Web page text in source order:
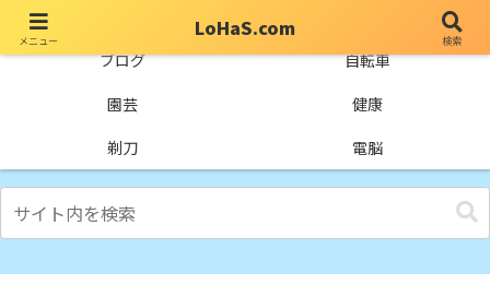
ブログ
自転車
園芸
健康
剃刀
電脳
メニュー
LoHaS.com
検索